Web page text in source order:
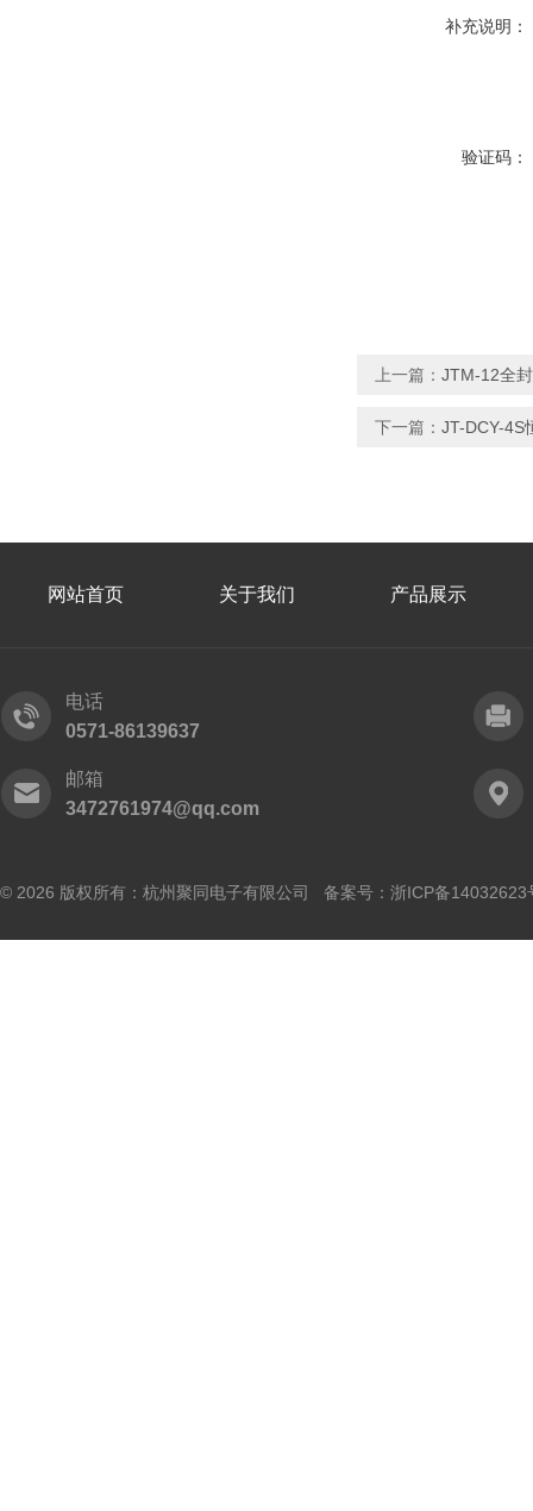
补充说明：
验证码：
上一篇： JTM-12全
下一篇： JT-DCY-4S
网站首页 关于我们 产品展示
电话
0571-86139637
邮箱
3472761974@qq.com
© 2026 版权所有：杭州聚同电子有限公司 备案号： 浙ICP备14032623